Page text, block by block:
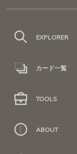
EXPLORER
カード一覧
TOOLS
ABOUT